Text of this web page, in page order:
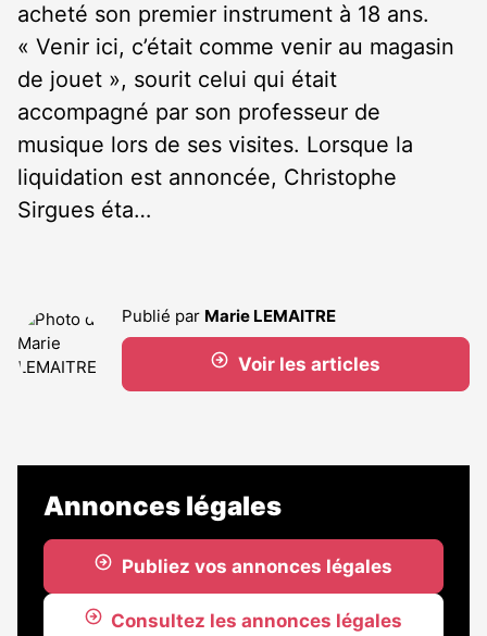
acheté son premier instrument à 18 ans.
« Venir ici, c’était comme venir au magasin
de jouet », sourit celui qui était
accompagné par son professeur de
musique lors de ses visites. Lorsque la
liquidation est annoncée, Christophe
Sirgues éta…
Publié par Marie LEMAITRE
Voir les articles
Annonces légales
Publiez vos annonces légales
Consultez les annonces légales